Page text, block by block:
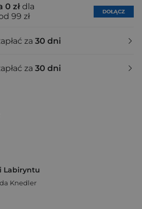
0 zł dla
99 zł
DOŁĄCZ
za 30 dni
za 30 dni
Labiryntu
Knedler